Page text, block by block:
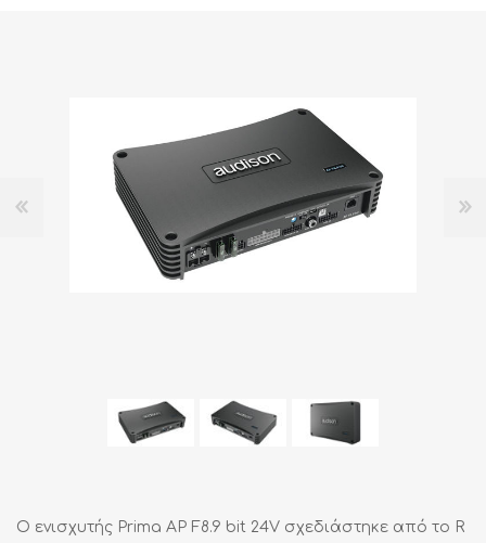
Ο ενισχυτής Prima AP F8.9 bit 24V σχεδιάστηκε από το R